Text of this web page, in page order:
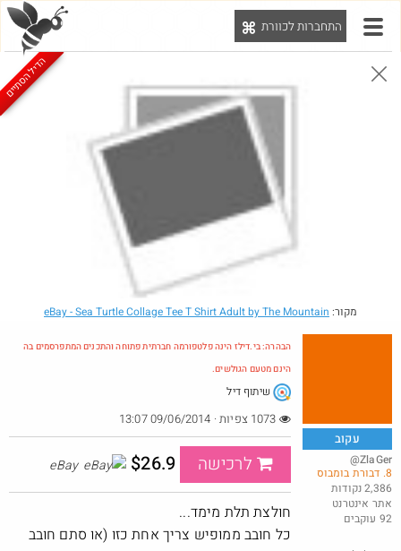
התחברות לכוורת
הבהרה: בי.דילז הינה פלטפורמה חברתית פתוחה והתכנים המתפרסמים בה הינם מטעם הגולשים.
הדילים המעודכנים הדילים החמים
עדכונים מהרשת חדש בכוורת
כל המוצרים באתר סטימצקי ב 35 שח .
הדיל הסתיים
מקור: eBay- Sea Turtle Collage Tee T Shirt Adult by The Mountain
עקוב
@ZlaGer
8. דבורת בומבוס
2,386 נקודות
אתר אינטרנט
92 עוקבים
הבהרה: בי.דילז הינה פלטפורמה חברתית פתוחה והתכנים המתפרסמים בה
הינם מטעם הגולשים.
שיתוף דיל
לרכישה $26.9
eBay
חולצת תלת מימד...
כל חובב ממופיש צריך אחת כזו (או סתם חובב